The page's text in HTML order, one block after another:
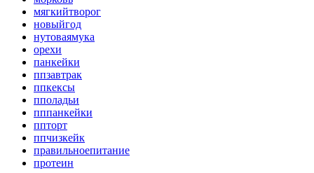
мягкийтворог
новыйгод
нутоваямука
орехи
панкейки
ппзавтрак
ппкексы
пполадьи
пппанкейки
ппторт
ппчизкейк
правильноепитание
протеин